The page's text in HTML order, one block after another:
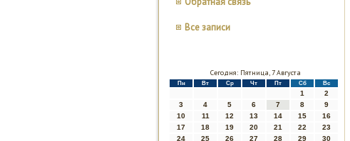
Все записи
Сегодня: Пятница, 7 Августа
Пн Вт Ср Чт Пт Сб Вс
1
2
3
4 5 6 7 8
9
10
11 12 13 14 15
16
17
18 19 20 21 22
23
24
25 26 27 28 29
30